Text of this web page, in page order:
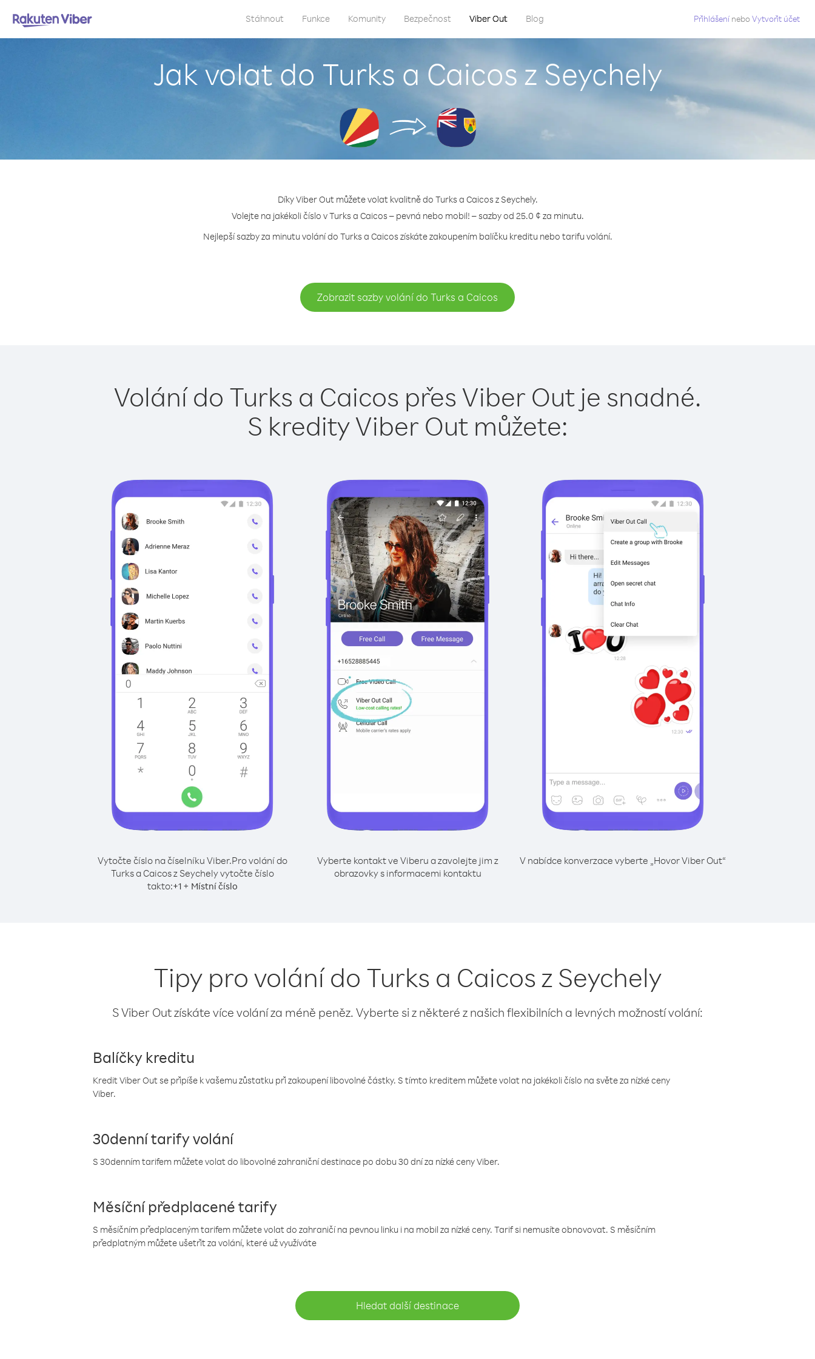
Stáhnout Funkce Komunity Bezpečnost Viber Out Blog Přihlášení neboVytvořit účet
Jak volat do Turks a Caicos z Seychely
Díky Viber Out můžete volat kvalitně do Turks a Caicos z Seychely.
Volejte na jakékoli číslo v Turks a Caicos – pevná nebo mobil! – sazby od 25.0 ¢ za minutu.
Nejlepší sazby za minutu volání do Turks a Caicos získáte zakoupením balíčku kreditu nebo tarifu volání.
Zobrazit sazby volání do Turks a Caicos
Volání do Turks a Caicos přes Viber Out je snadné.
S kredity Viber Out můžete:
Vytočte číslo na číselníku Viber.Pro volání do
Turks a Caicos z Seychely vytočte číslo
takto:+1+ Místní číslo
Vyberte kontakt ve Viberu a zavolejte jim z
obrazovky s informacemi kontaktu
V nabídce konverzace vyberte „Hovor Viber Out“
Tipy pro volání do Turks a Caicos z Seychely
S Viber Out získáte více volání za méně peněz. Vyberte si z některé z našich flexibilních a levných možností volání:
Balíčky kreditu
Kredit Viber Out se připíše k vašemu zůstatku při zakoupení libovolné částky. S tímto kreditem můžete volat na jakékoli číslo na světe za nízké ceny
Viber.
30denní tarify volání
S 30denním tarifem můžete volat do libovolné zahraniční destinace po dobu 30 dní za nízké ceny Viber.
Měsíční předplacené tarify
S měsíčním předplaceným tarifem můžete volat do zahraničí na pevnou linku i na mobil za nízké ceny. Tarif si nemusíte obnovovat. S měsíčním
předplatným můžete ušetřit za volání, které už využíváte
Hledat další destinace